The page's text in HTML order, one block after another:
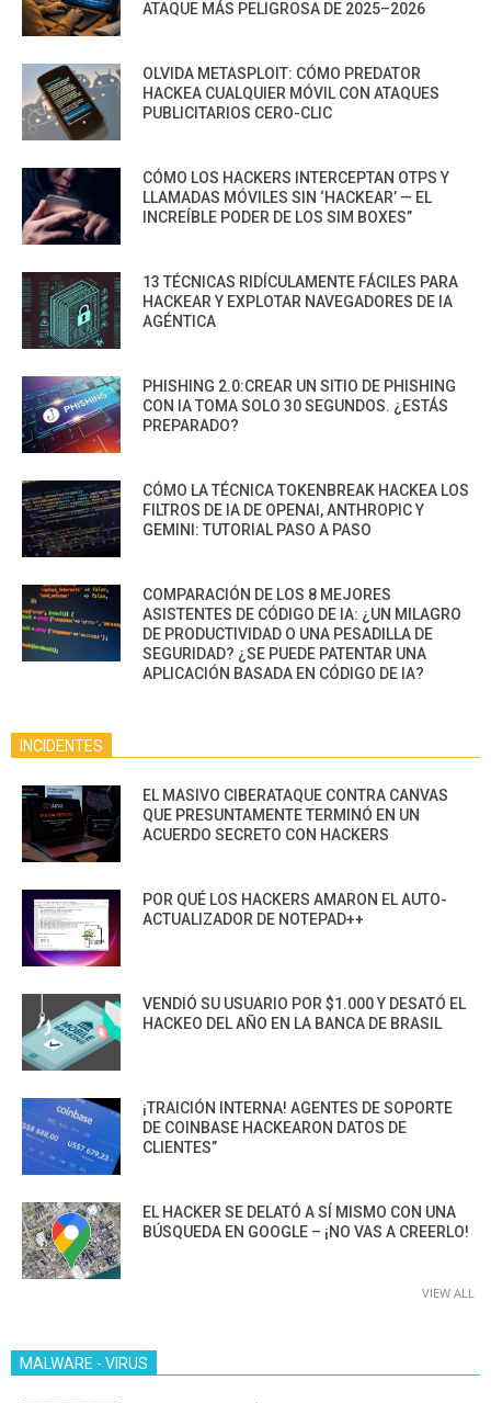
ATAQUE MÁS PELIGROSA DE 2025–2026
OLVIDA METASPLOIT: CÓMO PREDATOR
HACKEA CUALQUIER MÓVIL CON ATAQUES
PUBLICITARIOS CERO-CLIC
CÓMO LOS HACKERS INTERCEPTAN OTPS Y
LLAMADAS MÓVILES SIN ‘HACKEAR’ — EL
INCREÍBLE PODER DE LOS SIM BOXES”
13 TÉCNICAS RIDÍCULAMENTE FÁCILES PARA
HACKEAR Y EXPLOTAR NAVEGADORES DE IA
AGÉNTICA
PHISHING 2.0:CREAR UN SITIO DE PHISHING
CON IA TOMA SOLO 30 SEGUNDOS. ¿ESTÁS
PREPARADO?
CÓMO LA TÉCNICA TOKENBREAK HACKEA LOS
FILTROS DE IA DE OPENAI, ANTHROPIC Y
GEMINI: TUTORIAL PASO A PASO
COMPARACIÓN DE LOS 8 MEJORES
ASISTENTES DE CÓDIGO DE IA: ¿UN MILAGRO
DE PRODUCTIVIDAD O UNA PESADILLA DE
SEGURIDAD? ¿SE PUEDE PATENTAR UNA
APLICACIÓN BASADA EN CÓDIGO DE IA?
INCIDENTES
EL MASIVO CIBERATAQUE CONTRA CANVAS
QUE PRESUNTAMENTE TERMINÓ EN UN
ACUERDO SECRETO CON HACKERS
POR QUÉ LOS HACKERS AMARON EL AUTO-
ACTUALIZADOR DE NOTEPAD++
VENDIÓ SU USUARIO POR $1.000 Y DESATÓ EL
HACKEO DEL AÑO EN LA BANCA DE BRASIL
¡TRAICIÓN INTERNA! AGENTES DE SOPORTE
DE COINBASE HACKEARON DATOS DE
CLIENTES”
EL HACKER SE DELATÓ A SÍ MISMO CON UNA
BÚSQUEDA EN GOOGLE – ¡NO VAS A CREERLO!
VIEW ALL
MALWARE - VIRUS